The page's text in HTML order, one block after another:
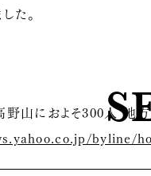
た。
山におよそ300人 地
byline/